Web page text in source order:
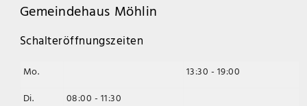
Gemeindehaus Möhlin
Schalteröffnungszeiten
Mo.
13:30 - 19:00
Di.
08:00 - 11:30